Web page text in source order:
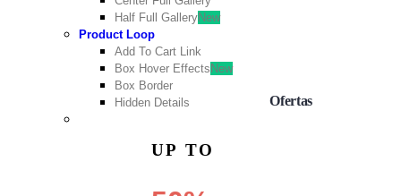
Half Full GalleryNew
Product Loop
Add To Cart Link
Box Hover Effects New
Box Border
Hidden Details
UP TO
Ofertas